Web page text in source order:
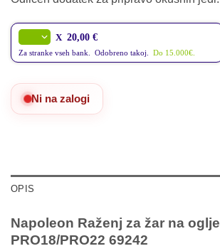
X 20,00 €
Za stranke vseh bank. Odobreno takoj. Do 15.000€.
Ni na zalogi
OPIS
Napoleon Raženj za žar na oglje
PRO18/PRO22 69242